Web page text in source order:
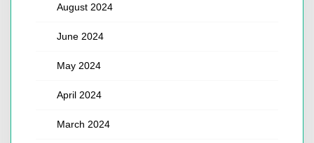
August 2024
June 2024
May 2024
April 2024
March 2024